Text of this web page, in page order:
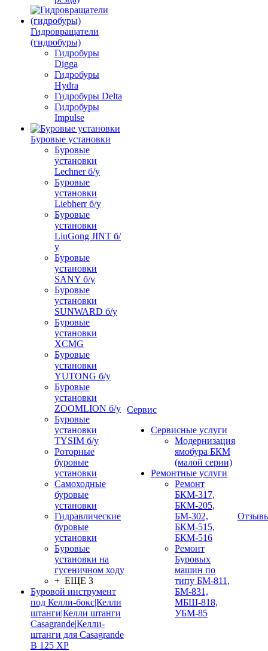
Гидровращатели
(гидробуры)
Гидробуры
Digga
Гидробуры
Hydra
Гидробуры Delta
Гидробуры
Impulse
Буровые установки
Буровые
установки
Lechner б/у
Буровые
установки
Liebherr б/у
Буровые
установки
LiuGong JINT б/
у
Буровые
установки
SANY б/у
Буровые
установки
SUNWARD б/у
Буровые
установки
XCMG
Буровые
установки
YUTONG б/у
Буровые
установки
ZOOMLION б/у
Буровые
установки
TYSIM б/у
Роторные
буровые
установки
Самоходные
буровые
установки
Гидравлические
буровые
установки
Буровые
установки на
гусеничном ходу
+ ЕЩЕ 3
Буровой инструмент
под Келли-бокс|Келли
штанги|Келли штанги
Casagrande|Келли-
штанги для Casagrande
B 125 XP
Сервис
Сервисные услуги
Модернизация
ямобура БКМ
(малой серии)
Ремонтные услуги
Ремонт
БКМ-317,
БКМ-205,
БМ-302,
БКМ-515,
БКМ-516
Ремонт
Буровых
машин по
типу БМ-811,
БМ-831,
МБШ-818,
УБМ-85